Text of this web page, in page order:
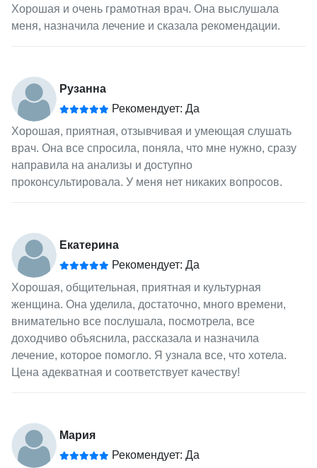
Хорошая и очень грамотная врач. Она выслушала
меня, назначила лечение и сказала рекомендации.
Рузанна
Рекомендует: Да
Хорошая, приятная, отзывчивая и умеющая слушать
врач. Она все спросила, поняла, что мне нужно, сразу
направила на анализы и доступно
проконсультировала. У меня нет никаких вопросов.
Екатерина
Рекомендует: Да
Хорошая, общительная, приятная и культурная
женщина. Она уделила, достаточно, много времени,
внимательно все послушала, посмотрела, все
доходчиво объяснила, рассказала и назначила
лечение, которое помогло. Я узнала все, что хотела.
Цена адекватная и соответствует качеству!
Мария
Рекомендует: Да